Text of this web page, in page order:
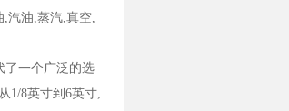
汽油,蒸汽,真空,
了一个广泛的选
1/8英寸到6英寸,